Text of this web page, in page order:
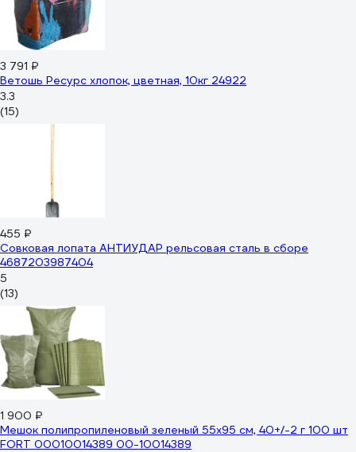
3 791 ₽
Ветошь Ресурс хлопок, цветная, 10кг 24922
3.3
(15)
455 ₽
Совковая лопата АНТИУДАР рельсовая сталь в сборе
4687203987404
5
(13)
1 900 ₽
Мешок полипропиленовый зеленый 55x95 см, 40+/-2 г 100 шт
FORT 00010014389 00-10014389